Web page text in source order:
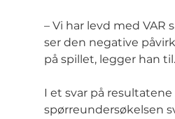
– Vi har levd med VAR
ser den negative
på spillet, legger han til.
I et svar på resultatene
spørreundersøkelsen